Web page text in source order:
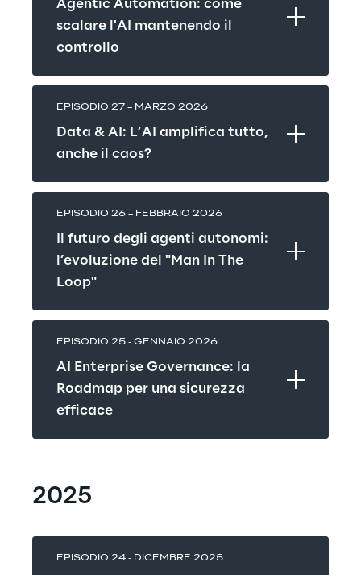
Agentic Automation: come
scalare l'AI mantenendo il
controllo
EPISODIO 27 – MARZO 2026
Data & AI: L’AI amplifica tutto,
anche il caos?
EPISODIO 26 – FEBBRAIO 2026
Il futuro degli agenti autonomi:
l’evoluzione del "Man In The
Loop"
EPISODIO 25 - GENNAIO 2026
AI Enterprise Governance: la
Roadmap per una sicurezza
efficace
2025
EPISODIO 24 - DICEMBRE 2025